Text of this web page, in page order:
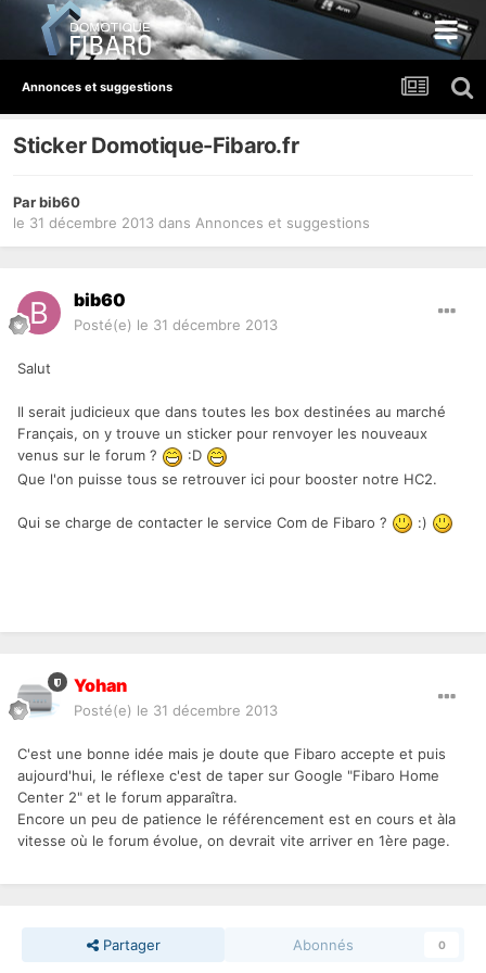
Annonces et suggestions
Sticker Domotique-Fibaro.fr
Parbib60
le 31 décembre 2013 dans Annonces et suggestions
bib60
Posté(e) le 31 décembre 2013
Salut
Il serait judicieux que dans toutes les box destinées au marché
Français, on y trouve un sticker pour renvoyer les nouveaux
venus sur le forum ?
:D
Que l'on puisse tous se retrouver ici pour booster notre HC2.
Qui se charge de contacter le service Com de Fibaro ? :)
Yohan
Posté(e) le 31 décembre 2013
C'est une bonne idée mais je doute que Fibaro accepte et puis
aujourd'hui, le réflexe c'est de taper sur Google "Fibaro Home
Center 2" et le forum apparaîtra.
Encore un peu de patience le référencement est en cours et àla
vitesse où le forum évolue, on devrait vite arriver en 1ère page.
Partager Abonnés 0